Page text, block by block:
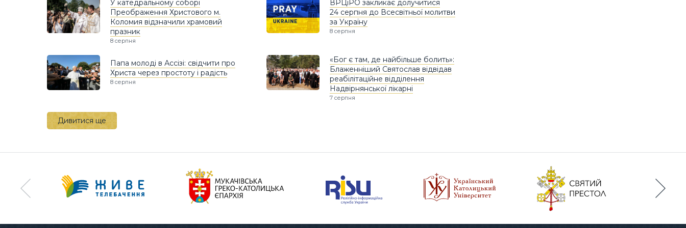
У катедральному соборі
Преображення Христового м.
Коломия відзначили храмовий
празник
8 серпня
ВРЦіРО закликає долучитися
24 серпня до Всесвітньої молитви
за Україну
8 серпня
Папа молоді в Ассізі: свідчити про
Христа через простоту і радість
8 серпня
«Бог є там, де найбільше болить»:
Блаженніший Святослав відвідав
реабілітаційне відділення
Надвірнянської лікарні
7 серпня
Дивитися ще